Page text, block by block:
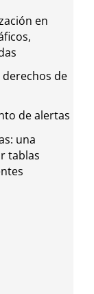
en
de
de alertas
una
tablas